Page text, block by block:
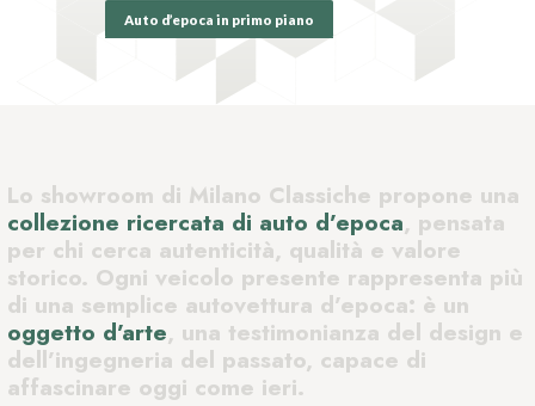
Auto d’epoca in primo piano
Lo showroom di Milano Classiche propone una
collezione ricercata di auto d’epoca, pensata
per chi cerca autenticità, qualità e valore
storico. Ogni veicolo presente rappresenta più
di una semplice autovettura d’epoca: è un
oggetto d’arte, una testimonianza del design e
dell’ingegneria del passato, capace di
affascinare oggi come ieri.